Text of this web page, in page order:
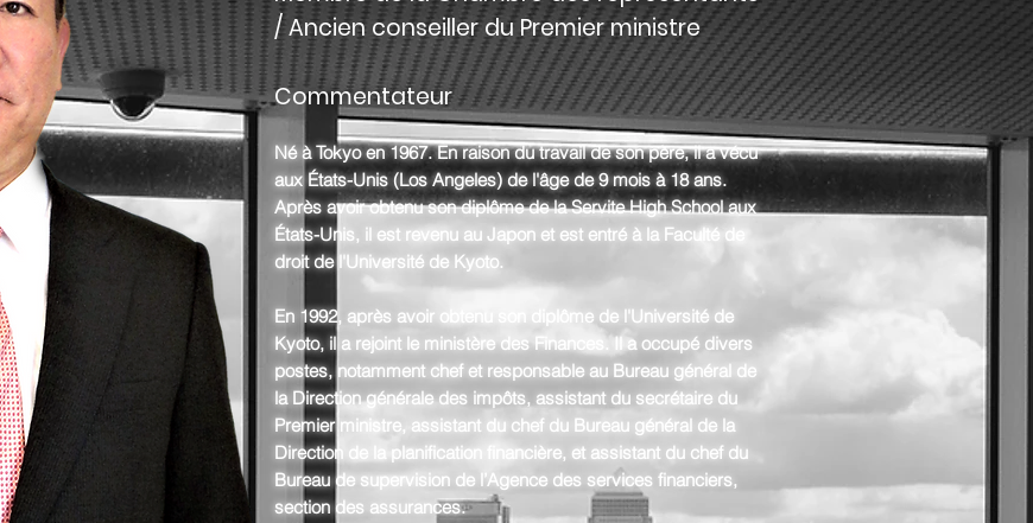
/ Ancien conseiller du Premier ministre
Commentateur
Né à Tokyo en 1967. En raison du travail de son père, il a vécu
aux États-Unis (Los Angeles) de l'âge de 9 mois à 18 ans.
Après avoir obtenu son diplôme de la Servite High School aux
États-Unis, il est revenu au Japon et est entré à la Faculté de
droit de l'Université de Kyoto.
En 1992, après avoir obtenu son diplôme de l'Université de
Kyoto, il a rejoint le ministère des Finances. Il a occupé divers
postes, notamment chef et responsable au Bureau général de
la Direction générale des impôts, assistant du secrétaire du
Premier ministre, assistant du chef du Bureau général de la
Direction de la planification financière, et assistant du chef du
Bureau de supervision de l’Agence des services financiers,
section des assurances.